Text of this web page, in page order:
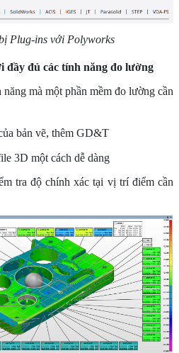
Plug-ins với Polyworks
đầy đủ các tính năng đo lường
mà một phần mềm đo lường cần
bản vẽ, thêm GD&T
3D một cách dễ dàng
tra độ chính xác tại vị trí điểm cần